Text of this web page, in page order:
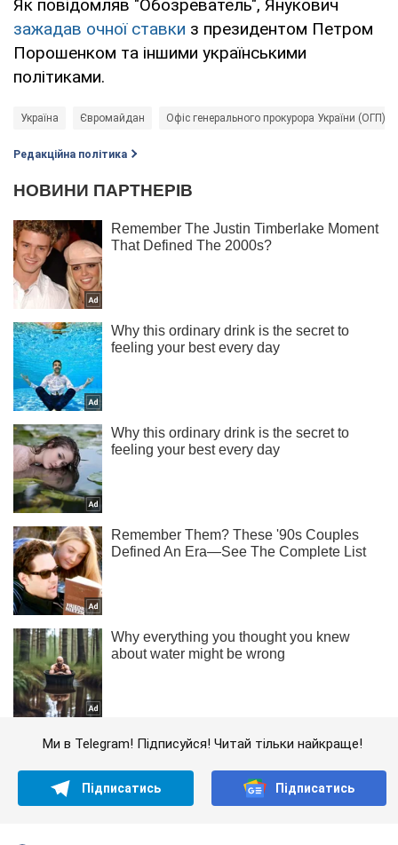
Як повідомляв "Обозреватель", Янукович
зажадав очної ставки з президентом Петром
Порошенком та іншими українськими
політиками.
Україна Євромайдан Офіс генерального прокурора України (ОГП)
Редакційна політика
Ми в Telegram! Підписуйся! Читай тільки найкраще!
Підписатись Підписатись